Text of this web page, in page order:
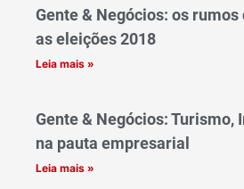
Gente & Negócios: os
as eleições 2018
Leia mais »
Gente & Negócios: Turismo,
na pauta empresarial
Leia mais »